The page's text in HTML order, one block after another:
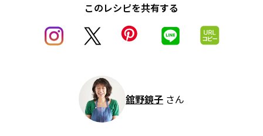
このレシピを共有する
舘野鏡子 さん